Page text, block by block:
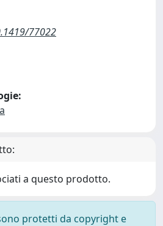
77022
a questo prodotto.
protetti da copyright e